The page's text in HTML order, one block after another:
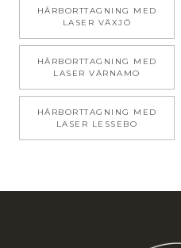
HÅRBORTTAGNING MED
LASER VÄXJÖ
HÅRBORTTAGNING MED
LASER VÄRNAMO
HÅRBORTTAGNING MED
LASER LESSEBO